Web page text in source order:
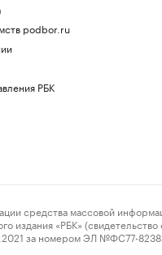
podbor.ru
РБК
средства массовой
«РБК» (свидетельство
за номером ЭЛ №ФС77-